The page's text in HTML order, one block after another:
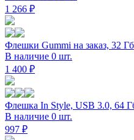
1 266 ₽
Флешки Gummi на заказ, 32 Гб
В наличие 0 шт.
1 400 ₽
Флешка In Style, USB 3.0, 64
В наличие 0 шт.
997 ₽